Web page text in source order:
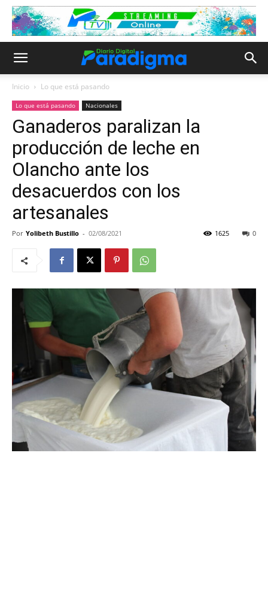
Inicio Lo que está pasando
Lo que está pasando Nacionales
Ganaderos paralizan la
producción de leche en
Olancho ante los
desacuerdos con los
artesanales
Por Yolibeth Bustillo - 02/08/2021 0
1625